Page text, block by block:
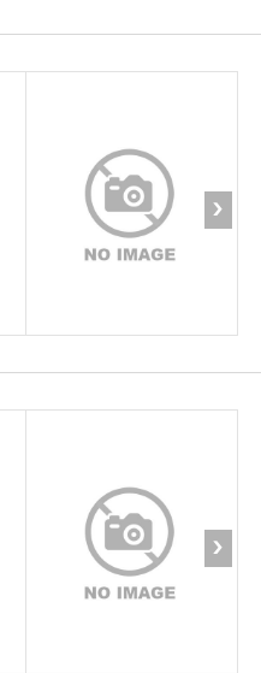
›
›